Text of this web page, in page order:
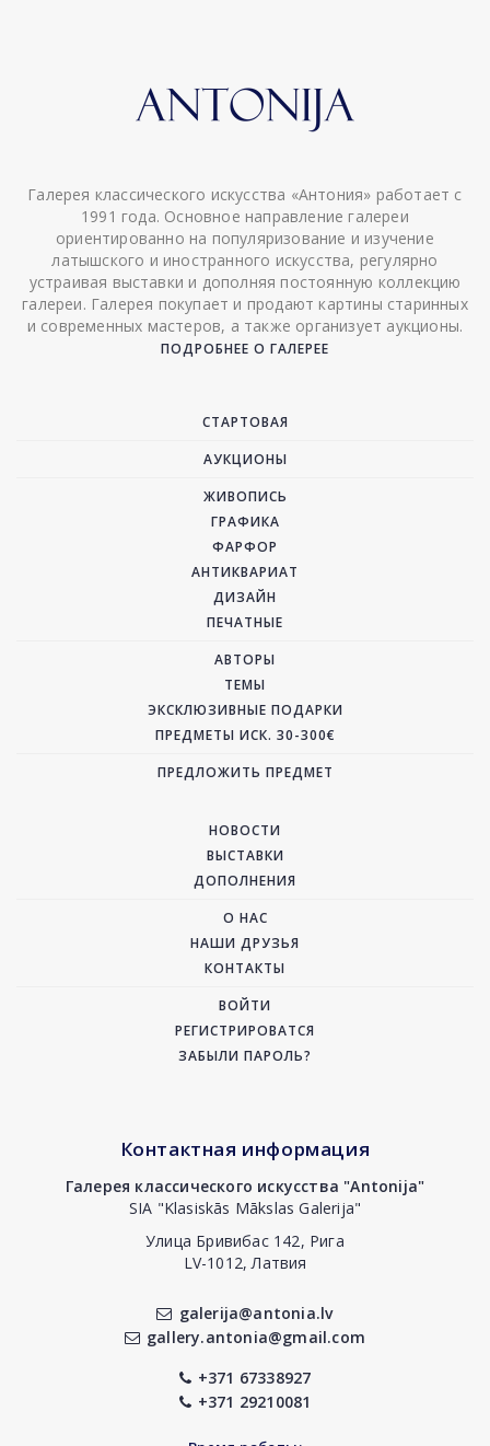
Галерея классического искусства «Антония» работает с
1991 года. Основное направление галереи
ориентированно на популяризование и изучение
латышского и иностранного искусства, регулярно
устраивая выставки и дополняя постоянную коллекцию
галереи. Галерея покупает и продают картины старинных
и современных мастеров, а также организует аукционы.
ПОДРОБНЕЕ О ГАЛЕРЕЕ
СТАРТОВАЯ
АУКЦИОНЫ
ЖИВОПИСЬ
ГРАФИКА
ФАРФОР
АНТИКВАРИАТ
ДИЗАЙН
ПЕЧАТНЫЕ
АВТОРЫ
ТЕМЫ
ЭКСКЛЮЗИВНЫЕ ПОДАРКИ
ПРЕДМЕТЫ ИСК. 30-300€
ПРЕДЛОЖИТЬ ПРЕДМЕТ
НОВОСТИ
ВЫСТАВКИ
ДОПОЛНЕНИЯ
О НАС
НАШИ ДРУЗЬЯ
КОНТАКТЫ
ВОЙТИ
РЕГИСТРИРОВАТСЯ
ЗАБЫЛИ ПАРОЛЬ?
Контактная информация
Галерея классического искусства "Antonija"
SIA "Klasiskās Mākslas Galerija"
Улица Бривибас 142, Рига
LV-1012, Латвия
galerija@antonia.lv
gallery.antonia@gmail.com
+371 67338927
+371 29210081